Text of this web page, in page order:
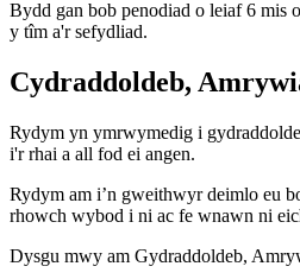
Bydd gan bob penodiad o leiaf 6
y tîm a'r sefydliad.
Cydraddoldeb,
Rydym yn ymrwymedig i
i'r rhai a all fod ei angen.
Rydym am i’n gweithwyr deimlo eu
rhowch wybod i ni ac fe wnawn ni
Dysgu mwy am Gydraddoldeb,